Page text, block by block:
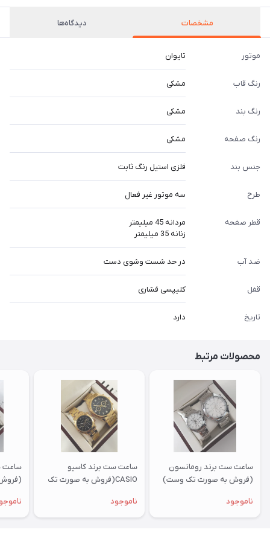
مشخصات دیدگاه‌ها
موتور تایوان
رنگ قاب مشکی
رنگ بند مشکی
رنگ صفحه مشکی
جنس بند فلزی استیل رنگ ثابت
طرح سه موتور غیر فعال
قطر صفحه
مردانه 45 میلیمتر
زنانه 35 میلیمتر
ضد آب در حد شست وشوی دست
قفل کلیپسی فشاری
تاریخ دارد
محصولات مرتبط
ساعت ست برند رومانسون
(فروش به صورت تک وست)
ناموجود
ساعت ست برند کاسیو
CASIO(فروش به صورت تک
ناموجود
ساعت